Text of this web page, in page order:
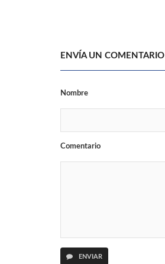
ENVÍA UN COMENTARIO
Nombre
Comentario
ENVIAR